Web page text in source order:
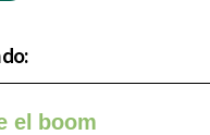
el boom